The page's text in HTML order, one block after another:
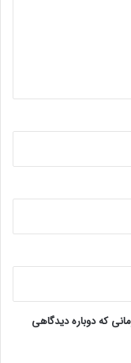
که دوباره دیدگاهی